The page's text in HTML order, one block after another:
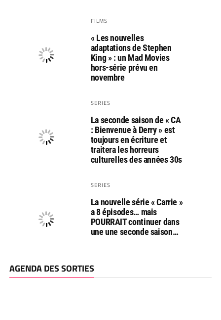
FILMS
« Les nouvelles
adaptations de Stephen
King » : un Mad Movies
hors-série prévu en
novembre
SERIES
La seconde saison de « CA
: Bienvenue à Derry » est
toujours en écriture et
traitera les horreurs
culturelles des années 30s
SERIES
La nouvelle série « Carrie »
a 8 épisodes… mais
POURRAIT continuer dans
une une seconde saison…
AGENDA DES SORTIES